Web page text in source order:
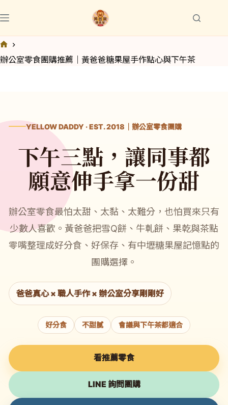
至
主
要
內
首
辦公室零食團購推薦｜黃爸爸糖果屋手作點心與下午茶
YELLOW DADDY · EST. 2018｜辦公室零食團購
下午三點，讓同事都
願意伸手拿一份甜
辦公室零食最怕太甜、太黏、太難分，也怕買來只有
少數人喜歡。黃爸爸把雪Q餅、牛軋餅、果乾與茶點
零嘴整理成好分食、好保存、有中壢糖果屋記憶點的
團購選擇。
爸爸真心 × 職人手作 × 辦公室分享剛剛好
好分食 不甜膩 會議與下午茶都適合
看推薦零食
LINE 詢問團購